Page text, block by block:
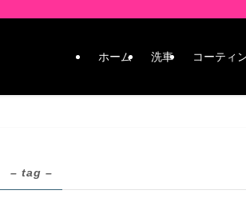
ホーム 洗車 コーティ
– tag –